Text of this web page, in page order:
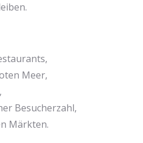
Meer,
Besucherzahl,
Märkten.